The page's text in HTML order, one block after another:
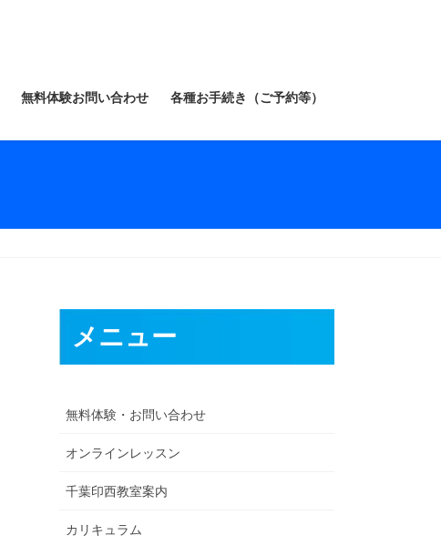
無料体験お問い合わせ 各種お手続き（ご予約等）
メニュー
無料体験・お問い合わせ
オンラインレッスン
千葉印西教室案内
カリキュラム